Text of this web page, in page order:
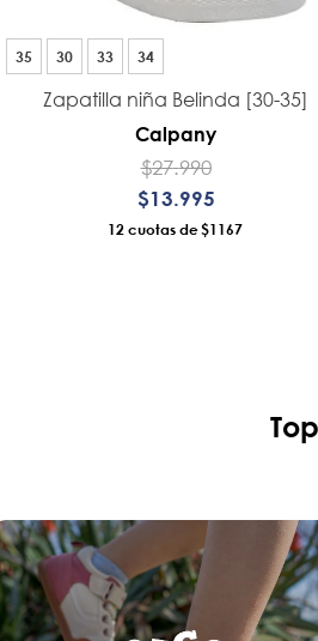
35 30 33 34
Zapatilla niña Belinda [30-35]
Calpany
$27.990
$13 995
12 $1167